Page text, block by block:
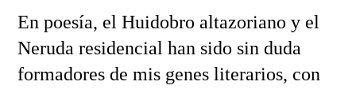
En poesía, el Huidobro altazoriano y el
Neruda residencial han sido sin duda
formadores de mis genes literarios, con